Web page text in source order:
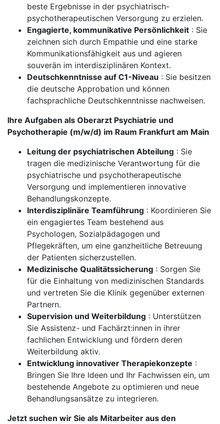
beste Ergebnisse in der psychiatrisch-
psychotherapeutischen Versorgung zu erzielen.
Engagierte, kommunikative Persönlichkeit : Sie
zeichnen sich durch Empathie und eine starke
Kommunikationsfähigkeit aus und agieren
souverän im interdisziplinären Kontext.
Deutschkenntnisse auf C1-Niveau : Sie besitzen
die deutsche Approbation und können
fachsprachliche Deutschkenntnisse nachweisen.
Ihre Aufgaben als Oberarzt Psychiatrie und
Psychotherapie (m/w/d) im Raum Frankfurt am Main
Leitung der psychiatrischen Abteilung : Sie
tragen die medizinische Verantwortung für die
psychiatrische und psychotherapeutische
Versorgung und implementieren innovative
Behandlungskonzepte.
Interdisziplinäre Teamführung : Koordinieren Sie
ein engagiertes Team bestehend aus
Psychologen, Sozialpädagogen und
Pflegekräften, um eine ganzheitliche Betreuung
der Patienten sicherzustellen.
Medizinische Qualitätssicherung : Sorgen Sie
für die Einhaltung von medizinischen Standards
und vertreten Sie die Klinik gegenüber externen
Partnern.
Supervision und Weiterbildung : Unterstützen
Sie Assistenz- und Fachärzt:innen in ihrer
fachlichen Entwicklung und fördern deren
Weiterbildung aktiv.
Entwicklung innovativer Therapiekonzepte :
Bringen Sie Ihre Ideen und Ihr Fachwissen ein, um
bestehende Angebote zu optimieren und neue
Behandlungsansätze zu integrieren.
Jetzt suchen wir Sie als Mitarbeiter aus den